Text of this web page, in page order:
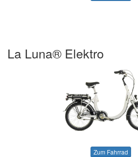
La Luna® Elektro
Zum Fahrrad